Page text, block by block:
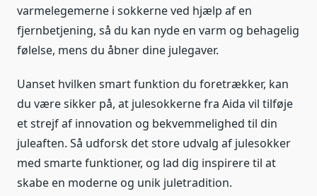
varmelegemerne i sokkerne ved hjælp af en
fjernbetjening, så du kan nyde en varm og behagelig
følelse, mens du åbner dine julegaver.
Uanset hvilken smart funktion du foretrækker, kan
du være sikker på, at julesokkerne fra Aida vil tilføje
et strejf af innovation og bekvemmelighed til din
juleaften. Så udforsk det store udvalg af julesokker
med smarte funktioner, og lad dig inspirere til at
skabe en moderne og unik juletradition.